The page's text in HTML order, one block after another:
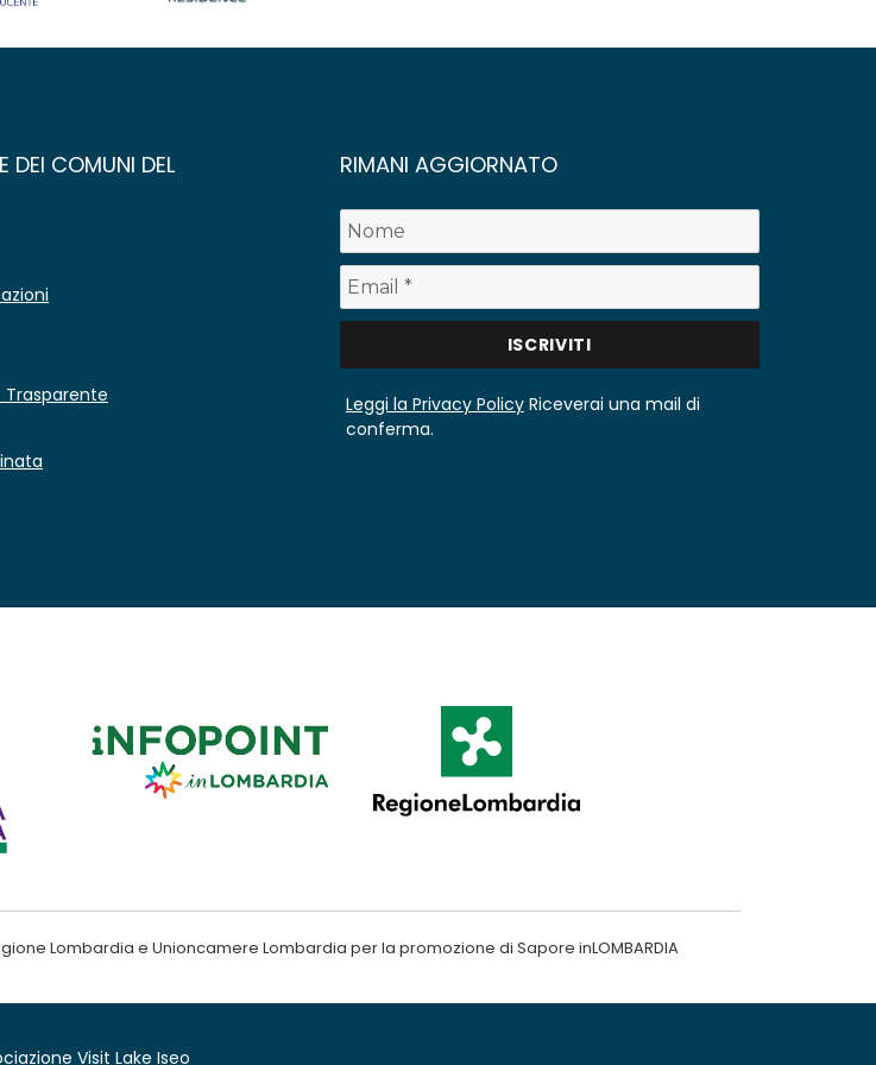
DEI COMUNI DEL
RIMANI AGGIORNATO
Leggi la Privacy PolicyRiceverai una mail di
conferma.
Lombardia e Unioncamere Lombardia per la promozione di Sapore inLOMBARDIA
Visit Lake Iseo